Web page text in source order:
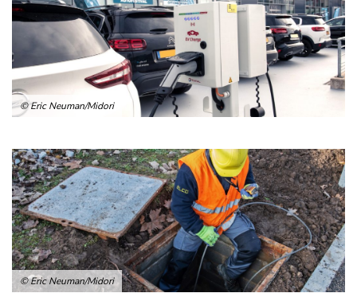
© Eric Neuman/Midori
© Eric Neuman/Midori